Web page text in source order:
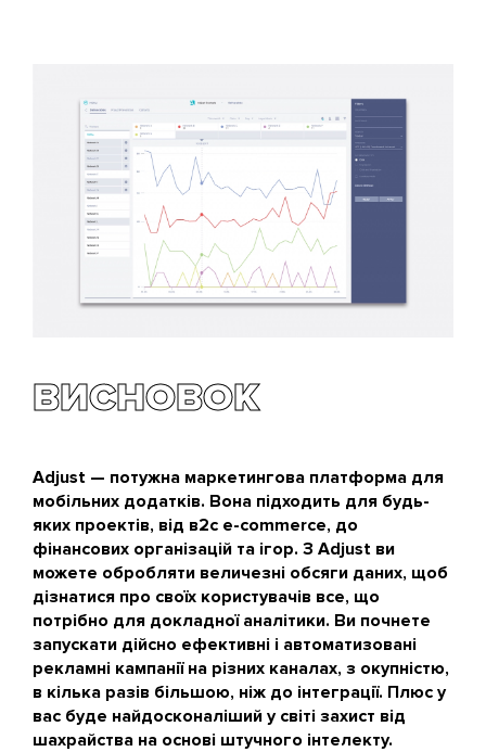
ВИСНОВОК
Adjust — потужна маркетингова платформа для
мобільних додатків. Вона підходить для будь-
яких проектів, від в2с e-commerce, до
фінансових організацій та ігор. З Adjust ви
можете обробляти величезні обсяги даних, щоб
дізнатися про своїх користувачів все, що
потрібно для докладної аналітики. Ви почнете
запускати дійсно ефективні і автоматизовані
рекламні кампанії на різних каналах, з окупністю,
в кілька разів більшою, ніж до інтеграції. Плюс у
вас буде найдосконаліший у світі захист від
шахрайства на основі штучного інтелекту.